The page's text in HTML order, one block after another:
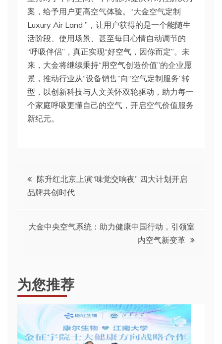
案，给予用户更高空气体验。“大金空气定制
Luxury Air Land ”，让用户获得的是一个能随生
活阶段、使用场景、甚至每日心情自动调节的
“呼吸伴侣”，真正实现“好空气，因你而定”。未
来，大金将继续秉持“用空气创造价值”的企业愿
景，推动行业从“设备销售”向“空气定制服务”转
型，以创新科技与人文关怀双轮驱动，助力每一
个家庭呼吸更懂自己的空气，开启空气价值服务
新纪元。
文
章
导
陈升红北京上演“味觉交响夜” 四大计划开启
品牌共创时代
大金中央空气系统：助力健康中国行动，引领室
内空气新变革
为您推荐